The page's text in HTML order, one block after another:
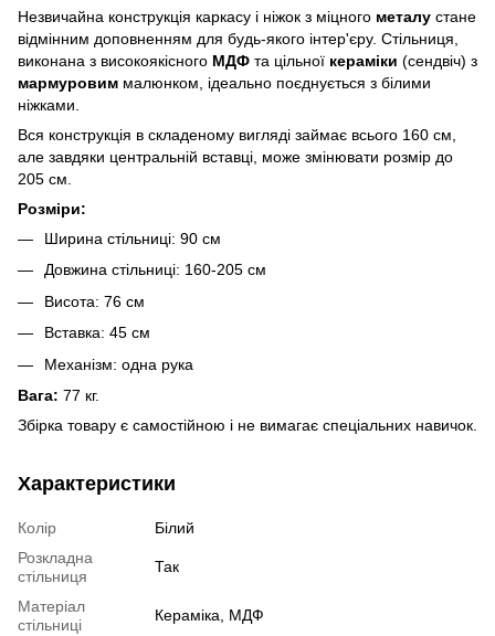
Незвичайна конструкція каркасу і ніжок з міцного металу стане
відмінним доповненням для будь-якого інтер'єру. Стільниця,
виконана з високоякісного МДФ та цільної кераміки (сендвіч) з
мармуровим малюнком, ідеально поєднується з білими
ніжками.
Вся конструкція в складеному вигляді займає всього 160 см,
але завдяки центральній вставці, може змінювати розмір до
205 см.
Розміри:
Ширина стільниці: 90 см
Довжина стільниці: 160-205 см
Висота: 76 см
Вставка: 45 см
Механізм: одна рука
Вага: 77 кг.
Збірка товару є самостійною і не вимагає спеціальних навичок.
Характеристики
Колір
Білий
Розкладна
стільниця
Так
Матеріал
стільниці
Кераміка МДФ